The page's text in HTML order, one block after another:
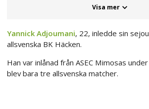
Visa mer
Yannick Adjoumani, 22, inledde sin
allsvenska BK Häcken.
Han var inlånad från ASEC Mimosas
blev bara tre allsvenska matcher.